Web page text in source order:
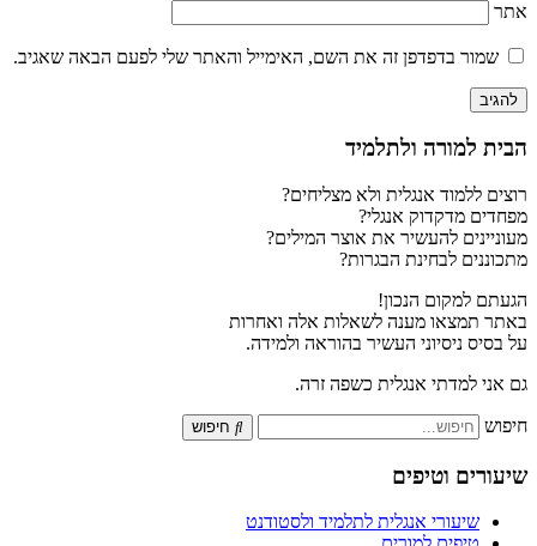
אתר
שמור בדפדפן זה את השם, האימייל והאתר שלי לפעם הבאה שאגיב.
הבית למורה ולתלמיד
רוצים ללמוד אנגלית ולא מצליחים?
מפחדים מדקדוק אנגלי?
מעוניינים להעשיר את אוצר המילים?
מתכוננים לבחינת הבגרות?
הגעתם למקום הנכון!
באתר תמצאו מענה לשאלות אלה ואחרות
על בסיס ניסיוני העשיר בהוראה ולמידה.
גם אני למדתי אנגלית כשפה זרה.
חיפוש חיפוש
שיעורים וטיפים
שיעורי אנגלית לתלמיד ולסטודנט